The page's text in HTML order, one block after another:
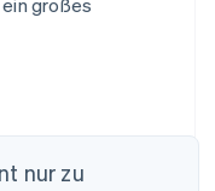
großes
nur zu